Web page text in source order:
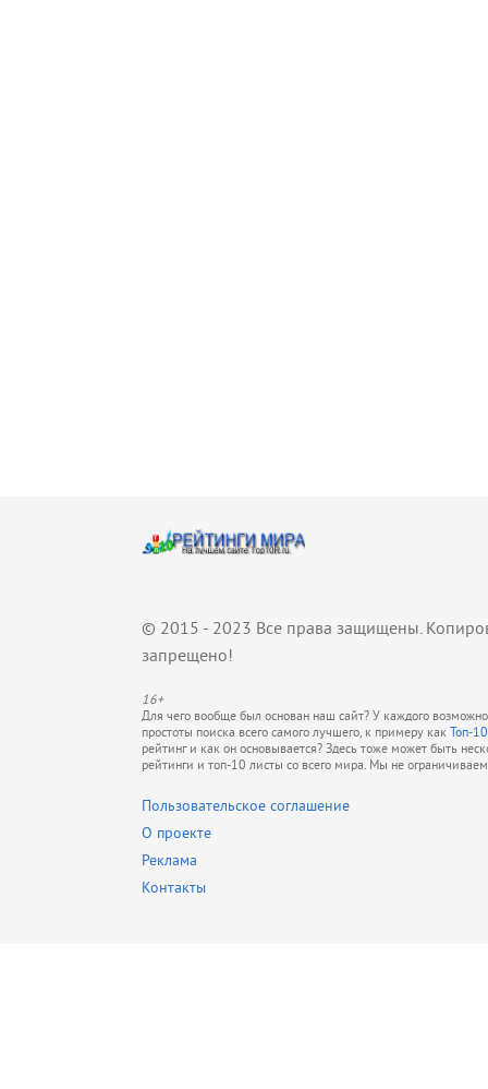
© 2015 - 2023 Все права защищены.
запрещено!
16+
Для чего вообще был основан наш сайт? У каждого
простоты поиска всего самого лучшего, к примеру как Топ-
рейтинг и как он основывается? Здесь тоже может быть
рейтинги и топ-10 листы со всего мира. Мы не
Пользовательское соглашение
О проекте
Реклама
Контакты